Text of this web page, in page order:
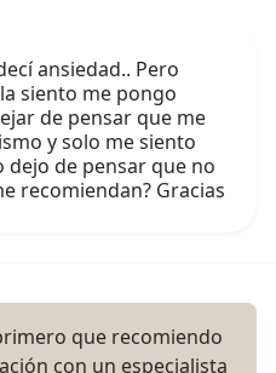
ansiedad.. Pero
siento me pongo
de pensar que me
y solo me siento
dejo de pensar que no
recomiendan? Gracias
que recomiendo
con un especialista